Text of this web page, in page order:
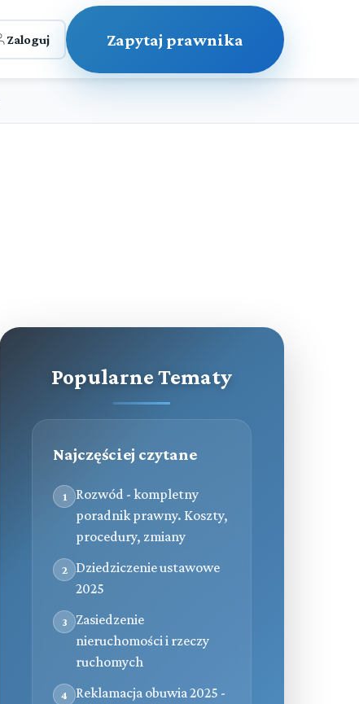
Zaloguj Zapytaj prawnika
Popularne Tematy
Najczęściej czytane
1
Rozwód - kompletny
poradnik prawny. Koszty,
procedury, zmiany
2
Dziedziczenie ustawowe
2025
3
Zasiedzenie
nieruchomości i rzeczy
ruchomych
4
Reklamacja obuwia 2025 -